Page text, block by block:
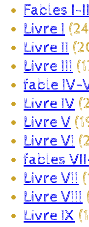
Fables I-
Livre I
Livre II
Livre III
fable IV-
Livre IV
Livre V
Livre VI
fables
Livre VII
Livre VIII
Livre IX